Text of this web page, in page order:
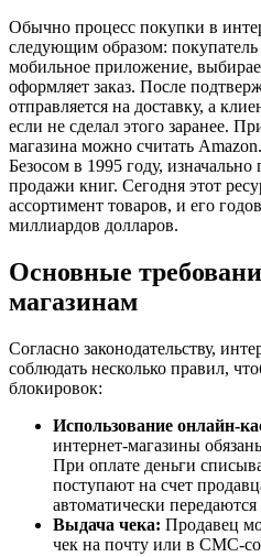
Обычно процесс покупки в
следующим образом: покупатель
мобильное приложение,
оформляет заказ. После
отправляется на доставку, а
если не сделал этого заранее.
магазина можно считать
Безосом в 1995 году,
продажи книг. Сегодня этот
ассортимент товаров, и его
миллиардов долларов.
Основные
магазинам
Согласно законодательству,
соблюдать несколько правил,
блокировок:
Использование онлайн-
интернет-магазины
При оплате деньги
поступают на счет
автоматически
Выдача чека: Продавец
чек на почту или в СМС-